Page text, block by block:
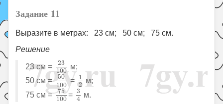
Задание 11
Выразите в метрах: 23 см; 50 см; 75 см.
Решение
23 см =
23
100
23
м;
50 см = 50
100
50100
= 1
2
1 2
м;
75 см = 75
100
75100
= 3
4
34
м.